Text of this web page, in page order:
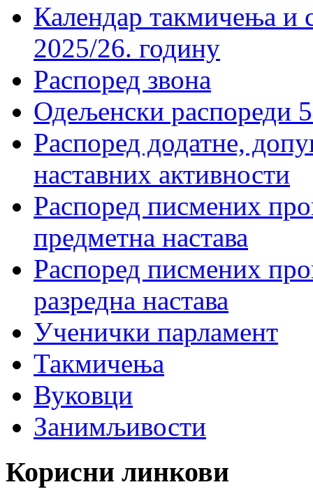
Календар такмичења
2025/26. годину
Распоред звона
Одељенски распореди
Распоред додатне,
наставних активности
Распоред писмених
предметна настава
Распоред писмених
разредна настава
Ученички парламент
Такмичења
Вуковци
Занимљивости
Корисни линкови